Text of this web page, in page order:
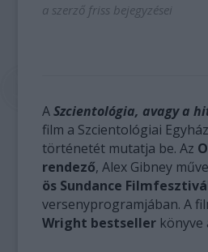
a szerző friss bejegyzései
ASzcientológia, avagy a
film a Szcientológiai
történetét mutatja be. Az
rendező, Alex Gibney
ös Sundance
versenyprogramjában. A
Wright bestseller könyve